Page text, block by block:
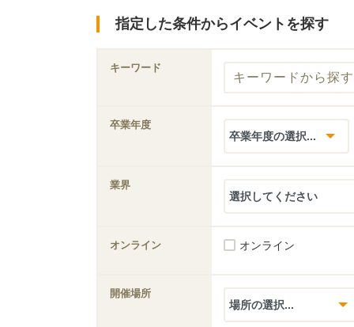
指定した条件からイベントを探す
キーワード
卒業年度
業界
オンライン オンライン
開催場所